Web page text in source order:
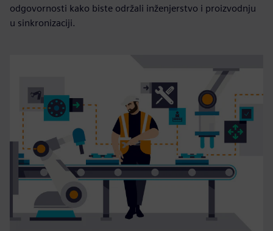
odgovornosti kako biste održali inženjerstvo i proizvodnju
u sinkronizaciji.